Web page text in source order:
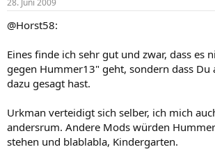
28. Juni 2009
@Horst58:
Eines finde ich sehr gut und zwar, dass es
gegen Hummer13" geht, sondern dass Du
dazu gesagt hast.
Urkman verteidigt sich selber, ich mich
andersrum. Andere Mods würden
stehen und blablabla, Kindergarten.